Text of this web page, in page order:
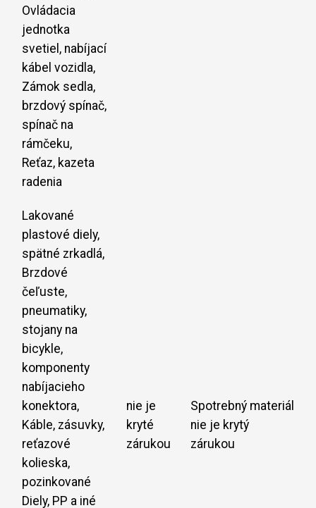
Ovládacia
jednotka
svetiel, nabíjací
kábel vozidla,
Zámok sedla,
brzdový spínač,
spínač na
rámčeku,
Reťaz, kazeta
radenia
Lakované
plastové diely,
spätné zrkadlá,
Brzdové
čeľuste,
pneumatiky,
stojany na
bicykle,
komponenty
nabíjacieho
konektora,
Káble, zásuvky,
reťazové
kolieska,
pozinkované
Diely, PP a iné
nie je
kryté
zárukou
Spotrebný materiál
nie je krytý
zárukou